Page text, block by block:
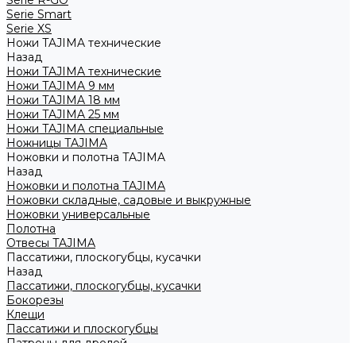
Serie Smart
Serie XS
Ножи TAJIMA технические
Назад
Ножи TAJIMA технические
Ножи TAJIMA 9 мм
Ножи TAJIMA 18 мм
Ножи TAJIMA 25 мм
Ножи TAJIMA специальные
Ножницы TAJIMA
Ножовки и полотна TAJIMA
Назад
Ножовки и полотна TAJIMA
Ножовки складные, садовые и выкружные
Ножовки универсальные
Полотна
Отвесы TAJIMA
Пассатижи, плоскогубцы, кусачки
Назад
Пассатижи, плоскогубцы, кусачки
Бокорезы
Клещи
Пассатижи и плоскогубцы